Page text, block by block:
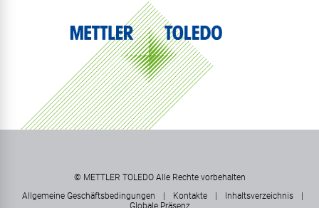
© METTLER TOLEDO Alle Rechte vorbehalten
Allgemeine Geschäftsbedingungen
Kontakte Inhaltsverzeichnis
Globale Präsenz